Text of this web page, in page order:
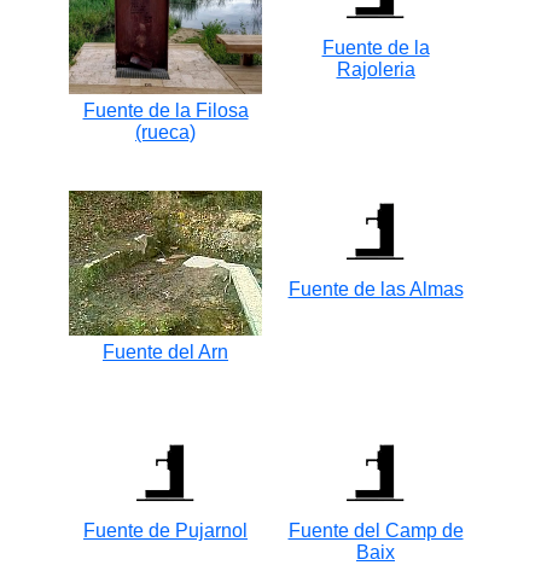
Fuente de la Filosa
(rueca)
Fuente de la
Rajoleria
Fuente del Arn
Fuente de las Almas
Fuente de Pujarnol
Fuente del Camp de
Baix